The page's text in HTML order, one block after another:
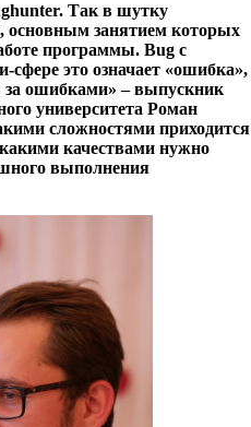
Так в шутку
основным занятием которых
программы. Bug с
cфере это означает «ошибка»,
за ошибками» – выпускник
университета Роман
сложностями приходится
качествами нужно
выполнения